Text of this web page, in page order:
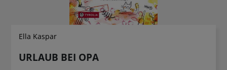
Ella Kaspar
URLAUB BEI OPA